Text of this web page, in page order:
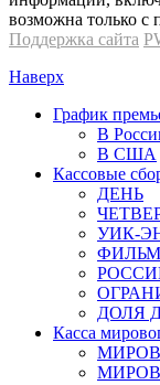
возможна только с
Поддержка сайта
Наверх
График
В
В США
Кассовые
ДЕНЬ
УИК-
ДОЛЯ
Касса